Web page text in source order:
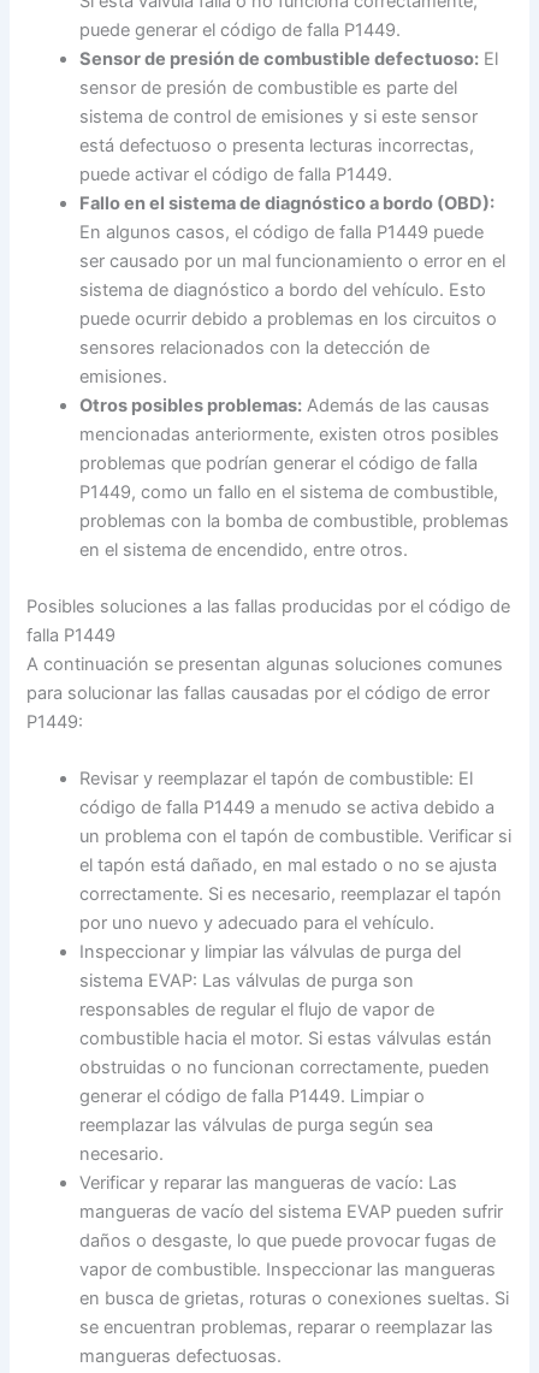
puede generar el código de falla P1449.
Sensor de presión de combustible defectuoso: El
sensor de presión de combustible es parte del
sistema de control de emisiones y si este sensor
está defectuoso o presenta lecturas incorrectas,
puede activar el código de falla P1449.
Fallo en el sistema de diagnóstico a bordo (OBD):
En algunos casos, el código de falla P1449 puede
ser causado por un mal funcionamiento o error en el
sistema de diagnóstico a bordo del vehículo. Esto
puede ocurrir debido a problemas en los circuitos o
sensores relacionados con la detección de
emisiones.
Otros posibles problemas: Además de las causas
mencionadas anteriormente, existen otros posibles
problemas que podrían generar el código de falla
P1449, como un fallo en el sistema de combustible,
problemas con la bomba de combustible, problemas
en el sistema de encendido, entre otros.
Posibles soluciones a las fallas producidas por el código de
falla P1449
A continuación se presentan algunas soluciones comunes
para solucionar las fallas causadas por el código de error
P1449:
Revisar y reemplazar el tapón de combustible: El
código de falla P1449 a menudo se activa debido a
un problema con el tapón de combustible. Verificar si
el tapón está dañado, en mal estado o no se ajusta
correctamente. Si es necesario, reemplazar el tapón
por uno nuevo y adecuado para el vehículo.
Inspeccionar y limpiar las válvulas de purga del
sistema EVAP: Las válvulas de purga son
responsables de regular el flujo de vapor de
combustible hacia el motor. Si estas válvulas están
obstruidas o no funcionan correctamente, pueden
generar el código de falla P1449. Limpiar o
reemplazar las válvulas de purga según sea
necesario.
Verificar y reparar las mangueras de vacío: Las
mangueras de vacío del sistema EVAP pueden sufrir
daños o desgaste, lo que puede provocar fugas de
vapor de combustible. Inspeccionar las mangueras
en busca de grietas, roturas o conexiones sueltas. Si
se encuentran problemas, reparar o reemplazar las
mangueras defectuosas.